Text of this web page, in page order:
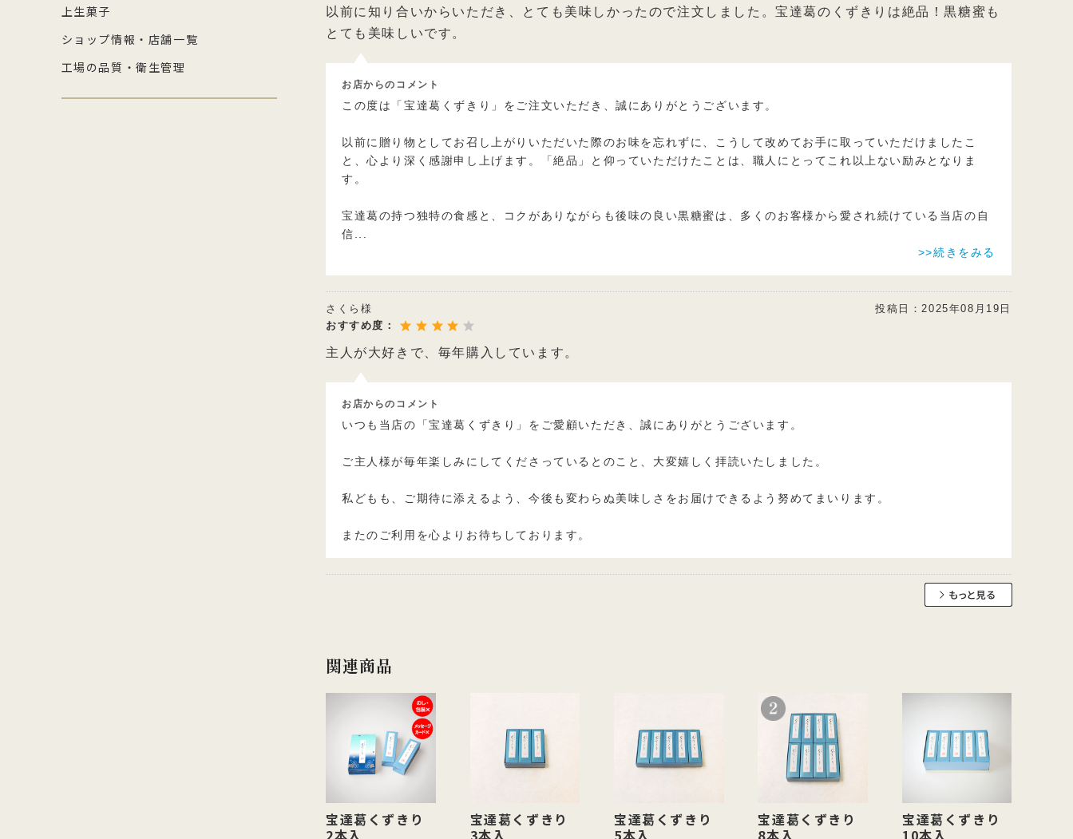
以前に知り合いからいただき、とても美味しかったので注文しました。宝達葛のくずきりは絶品！黒糖蜜も
とても美味しいです。
お店からのコメント
この度は「宝達葛くずきり」をご注文いただき、誠にありがとうございます。
以前に贈り物としてお召し上がりいただいた際のお味を忘れずに、こうして改めてお手に取っていただけましたこ
と、心より深く感謝申し上げます。「絶品」と仰っていただけたことは、職人にとってこれ以上ない励みとなりま
す。
宝達葛の持つ独特の食感と、コクがありながらも後味の良い黒糖蜜は、多くのお客様から愛され続けている当店の自
信 ...
>>続きをみる
さくら様 投稿日：2025年08月19日
おすすめ度：
主人が大好きで、毎年購入しています。
お店からのコメント
いつも当店の「宝達葛くずきり」をご愛顧いただき、誠にありがとうございます。
ご主人様が毎年楽しみにしてくださっているとのこと、大変嬉しく拝読いたしました。
私どもも、ご期待に添えるよう、今後も変わらぬ美味しさをお届けできるよう努めてまいります。
またのご利用を心よりお待ちしております。
関連商品
宝達葛くずきり
2本入
宝達葛くずきり
3本入
宝達葛くずきり
5本入
宝達葛くずきり
8本入
宝達葛くずきり
10本入
上生菓子
ショップ情報・店舗一覧
工場の品質・衛生管理